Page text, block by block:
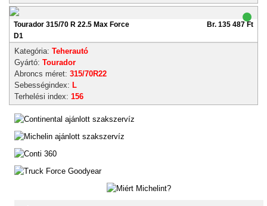
Tourador 315/70 R 22.5 Max Force
D1
Br. 135 487 Ft
Kategória: Teherautó
Gyártó: Tourador
Abroncs méret: 315/70R22
Sebességindex: L
Terhelési index: 156